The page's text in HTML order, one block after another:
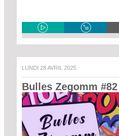
LUNDI 28 AVRIL 2025
Bulles Zegomm #82